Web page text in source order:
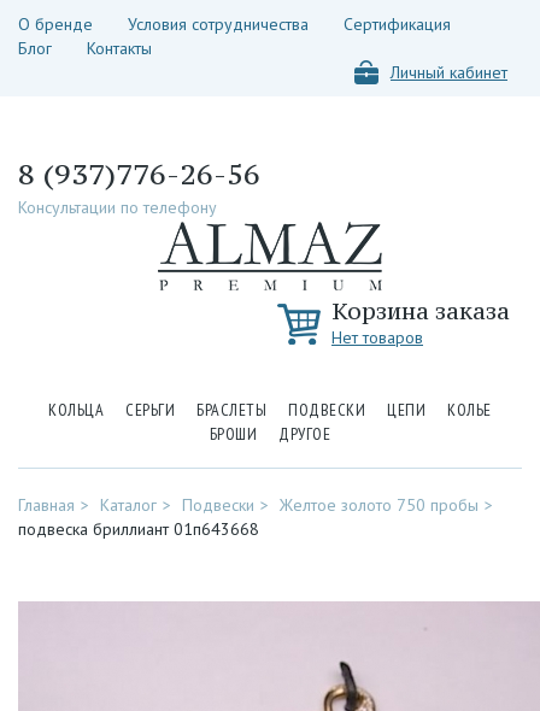
О бренде Условия сотрудничества
Сертификация
Блог
Контакты
Личный кабинет
8 (937)776-26-56
Консультации по телефону
Корзина заказа
Нет товаров
КОЛЬЦА СЕРЬГИ БРАСЛЕТЫ ПОДВЕСКИ ЦЕПИ
КОЛЬЕ
БРОШИ
ДРУГОЕ
Главная Каталог Подвески
Желтое золото 750 пробы
подвеска бриллиант 01п643668